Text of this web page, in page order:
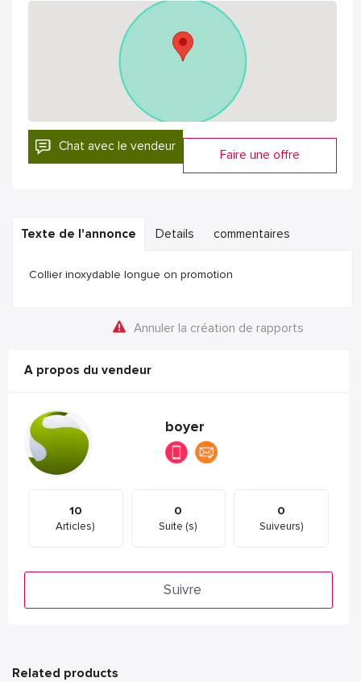
Chat avec le vendeur
Faire une offre
Texte de l'annonce Details commentaires
Collier inoxydable longue on promotion
Annuler la création de rapports
A propos du vendeur
boyer
10
Articles)
0
Suite (s)
0
Suiveurs)
Suivre
Related products